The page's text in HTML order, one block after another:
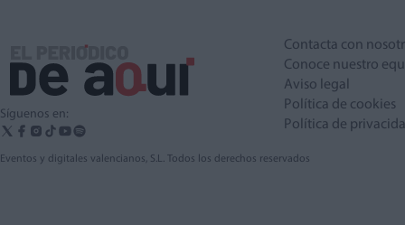
Síguenos en:
Contacta con
Conoce nuestro
Aviso legal
Política de cookies
Política de
Eventos y digitales valencianos, S.L. Todos los derechos reservados